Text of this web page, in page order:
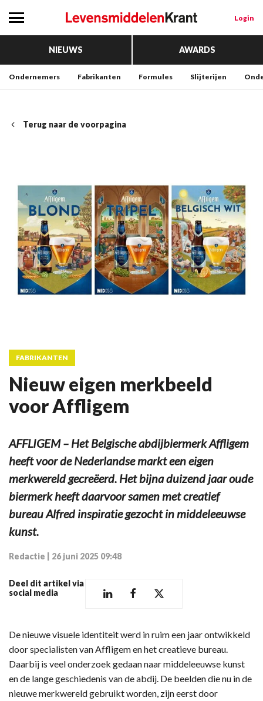
Login
NIEUWS AWARDS
Ondernemers Fabrikanten Formules Slijterijen
Terug naar de voorpagina
FABRIKANTEN
Nieuw eigen merkbeeld
voor Affligem
AFFLIGEM – Het Belgische abdijbiermerk Affligem
heeft voor de Nederlandse markt een eigen
merkwereld gecreëerd. Het bijna duizend jaar oude
biermerk heeft daarvoor samen met creatief
bureau Alfred inspiratie gezocht in middeleeuwse
kunst.
Redactie 26 juni 2025 09:48
Deel dit artikel via
social media
De nieuwe visuele identiteit werd in ruim een jaar ontwikkeld
door specialisten van Affligem en het creatieve bureau.
Daarbij is veel onderzoek gedaan naar middeleeuwse kunst
en de lange geschiedenis van de abdij. De beelden die nu in de
nieuwe merkwereld gebruikt worden, zijn eerst door